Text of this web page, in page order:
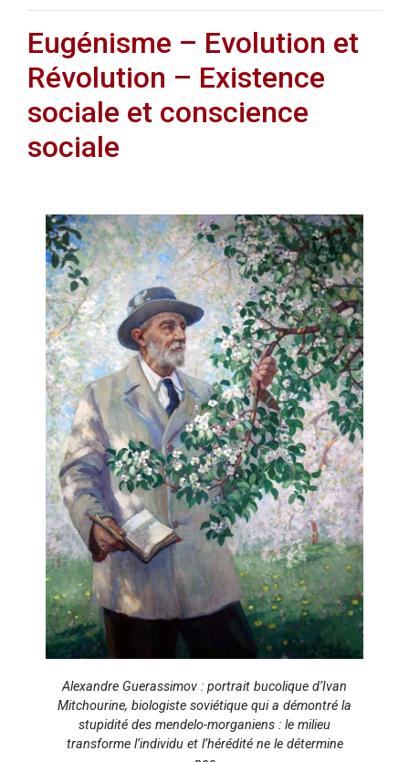
Eugénisme – Evolution et
Révolution – Existence
sociale et conscience
sociale
Alexandre Guerassimov : portrait bucolique d’Ivan
Mitchourine, biologiste soviétique qui a démontré la
stupidité des mendelo-morganiens : le milieu
transforme l’individu et l’hérédité ne le détermine